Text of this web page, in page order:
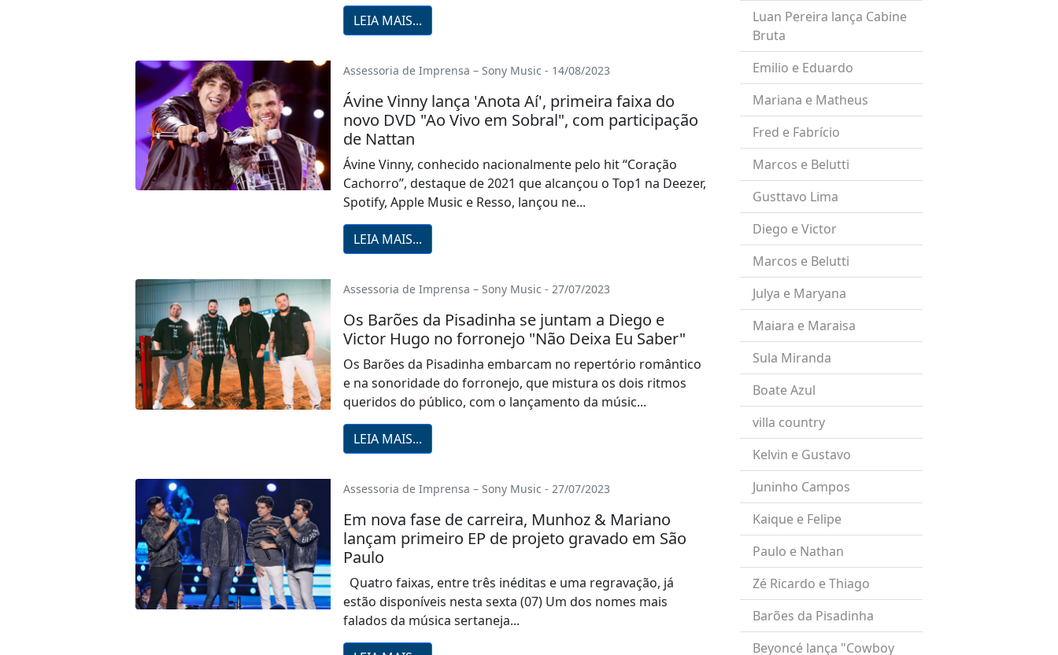
LEIA MAIS...
Assessoria de Imprensa – Sony Music - 14/08/2023
Ávine Vinny lança 'Anota Aí', primeira faixa do
novo DVD "Ao Vivo em Sobral", com participação
de Nattan
Ávine Vinny, conhecido nacionalmente pelo hit “Coração
Cachorro”, destaque de 2021 que alcançou o Top1 na Deezer,
Spotify, Apple Music e Resso, lançou ne...
LEIA MAIS...
Assessoria de Imprensa – Sony Music - 27/07/2023
Os Barões da Pisadinha se juntam a Diego e
Victor Hugo no forronejo "Não Deixa Eu Saber"
Os Barões da Pisadinha embarcam no repertório romântico
e na sonoridade do forronejo, que mistura os dois ritmos
queridos do público, com o lançamento da músic...
LEIA MAIS...
Assessoria de Imprensa – Sony Music - 27/07/2023
Em nova fase de carreira, Munhoz & Mariano
lançam primeiro EP de projeto gravado em São
Paulo
Quatro faixas, entre três inéditas e uma regravação, já
estão disponíveis nesta sexta (07) Um dos nomes mais
falados da música sertaneja...
Luan Pereira lança Cabine
Bruta
Emilio e Eduardo
Mariana e Matheus
Fred e Fabrício
Marcos e Belutti
Gusttavo Lima
Diego e Victor
Marcos e Belutti
Julya e Maryana
Maiara e Maraisa
Sula Miranda
Boate Azul
villa country
Kelvin e Gustavo
Juninho Campos
Kaique e Felipe
Paulo e Nathan
Zé Ricardo e Thiago
Barões da Pisadinha
Beyoncé lança "Cowboy